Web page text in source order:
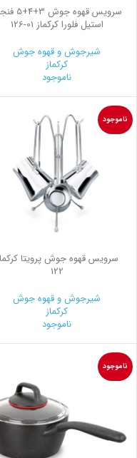
سرویس قهوه
استیل فلورا کرکماز 126-01
شیرجوش و قهوه جوش
کرکماز
ناموجود
ناموجود
سرویس قهوه جوش پرویتا
122
شیرجوش و قهوه جوش
کرکماز
ناموجود
ناموجود